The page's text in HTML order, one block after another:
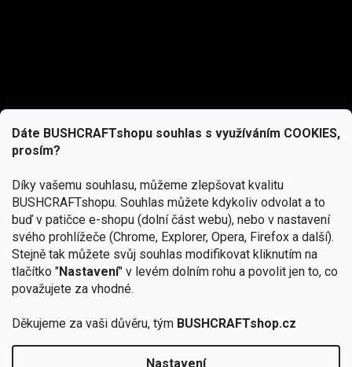
Dáte BUSHCRAFTshopu souhlas s využíváním COOKIES,
prosím?
Díky vašemu souhlasu, můžeme zlepšovat kvalitu
BUSHCRAFTshopu. Souhlas můžete kdykoliv odvolat a to
buď v patičce e-shopu (dolní část webu), nebo v nastavení
svého prohlížeče (Chrome, Explorer, Opera, Firefox a další).
Stejně tak můžete svůj souhlas modifikovat kliknutím na
tlačítko "Nastavení" v levém dolním rohu a povolit jen to, co
považujete za vhodné.
Děkujeme za vaši důvěru, tým BUSHCRAFTshop.cz
Nastavení
podmínkami ochrany osobních údajů